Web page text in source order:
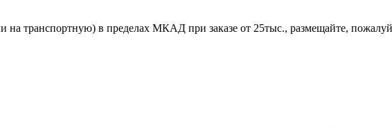
на транспортную) в пределах МКАД при заказе от 25тыс., размещайте,